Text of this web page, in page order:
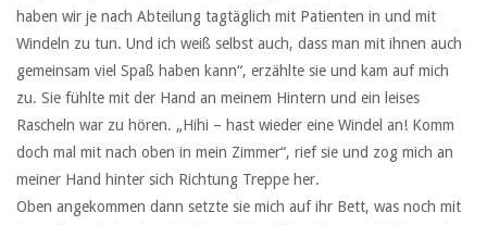
haben wir je nach Abteilung tagtäglich mit Patienten in und mit
Windeln zu tun. Und ich weiß selbst auch, dass man mit ihnen auch
gemeinsam viel Spaß haben kann“, erzählte sie und kam auf mich
zu. Sie fühlte mit der Hand an meinem Hintern und ein leises
Rascheln war zu hören. „Hihi – hast wieder eine Windel an! Komm
doch mal mit nach oben in mein Zimmer“, rief sie und zog mich an
meiner Hand hinter sich Richtung Treppe her.
Oben angekommen dann setzte sie mich auf ihr Bett, was noch mit